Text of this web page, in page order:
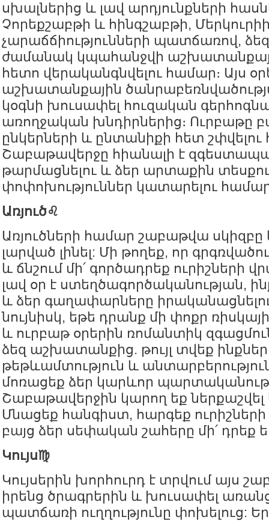
սխալներից և լավ արդյունքների
Չորեքշաբթի և հինգշաբթի,
չարաճճիությունների պատճառով,
ժամանակ կպահանջվի
հետո վերականգնվելու համար։ Այս
աշխատանքային
կօգնի խուսափել հուզական
առողջական խնդիրներից։ Ուրբաթը
ընկերների և ընտանիքի հետ շփվելու
Շաբաթավերջը հիանալի է
թարմացնելու և ձեր արտաքին
փոփոխություններ կատարելու
Առյուծ♌️
Առյուծների համար շաբաթվա սկիզբը
լարված լինել: Մի թողեք, որ
և ճնշում մի՛ գործադրեք ուրիշների
լավ օր է ստեղծագործականության,
և ձեր գաղափարները
նույնիսկ, եթե դրանք մի փոքր
և ուրբաթ օրերին ռոմանտիկ
ձեզ աշխատանքից. թույլ տվեք
թեթևամտություն և
մոռացեք ձեր կարևոր
Շաբաթավերջին կարող եք ներքաշվել
Մնացեք հանգիստ, հարգեք ուրիշների
բայց ձեր սեփական շահերը մի՛ դրեք
Կույս♍️
Կույսերին խորհուրդ է տրվում այս
իրենց ծրագրերին և խուսափել
պատճառի ուղղությունը փոխելուց: